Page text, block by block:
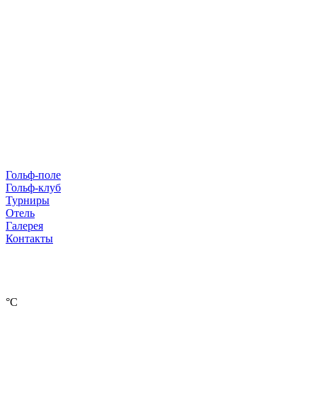
Гольф-поле
Гольф-клуб
Турниры
Отель
Галерея
Контакты
°С